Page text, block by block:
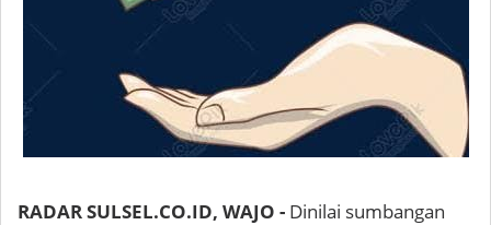
RADAR SULSEL.CO.ID, WAJO - Dinilai sumbangan